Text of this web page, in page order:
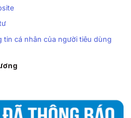
tin cá nhân của người tiêu dùng